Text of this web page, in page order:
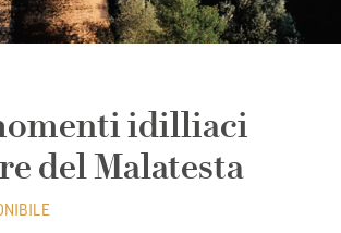
idilliaci
del Malatesta